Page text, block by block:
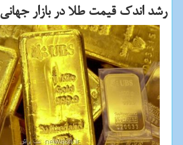
رشد اندك قیمت طلا در بازار جهانی